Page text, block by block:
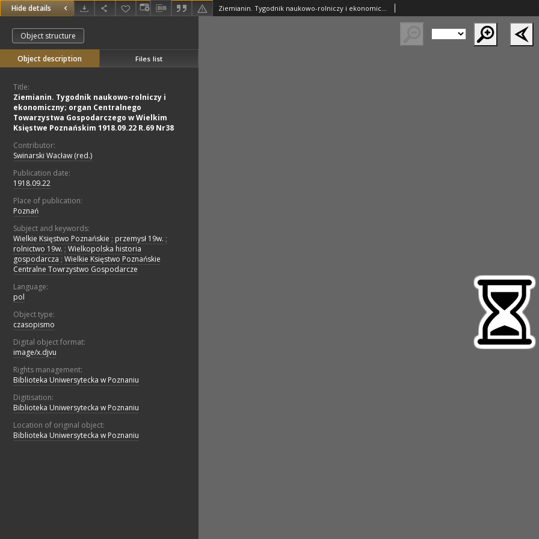
Hide details Ziemianin. Tygodnik naukowo-rolniczy i ekonomiczny; organ Centralnego Towarzystwa Gospodarczego w Wielkim Księstwe Poznańskim 1918.09.22 R.69 Nr38
Object structure
Object description Files list
Title:
Ziemianin. Tygodnik naukowo-rolniczy i
ekonomiczny; organ Centralnego
Towarzystwa Gospodarczego w Wielkim
Księstwe Poznańskim 1918.09.22 R.69 Nr38
Contributor:
Swinarski Wacław (red.)
Publication date:
1918.09.22
Place of publication:
Poznań
Subject and keywords:
Wielkie Księstwo Poznańskie ; przemysł 19w. ;
rolnictwo 19w. ; Wielkopolska historia
gospodarcza ; Wielkie Księstwo Poznańskie
Centralne Towrzystwo Gospodarcze
Language:
pol
Object type:
czasopismo
Digital object format:
image/x.djvu
Rights management:
Biblioteka Uniwersytecka w Poznaniu
Digitisation:
Biblioteka Uniwersytecka w Poznaniu
Location of original object:
Biblioteka Uniwersytecka w Poznaniu